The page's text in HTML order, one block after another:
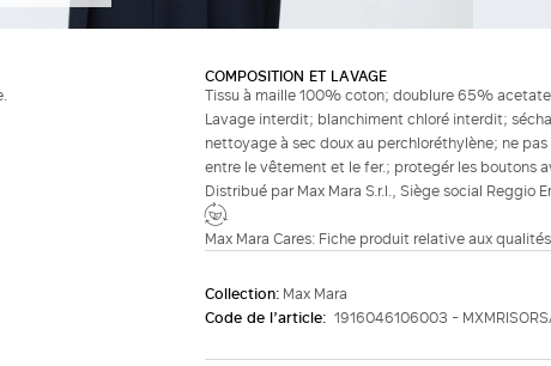
COMPOSITION ET LAVAGE
Tissu à maille 100% coton; doublure 65%
Lavage interdit; blanchiment chloré interdit;
nettoyage à sec doux au perchloréthylène; ne
entre le vêtement et le fer.; protegér les boutons
Distribué par Max Mara S.r.l., Siège social
Max Mara Cares: Fiche produit relative aux
Collection: Max Mara
Code de l’article: 1916046106003 -